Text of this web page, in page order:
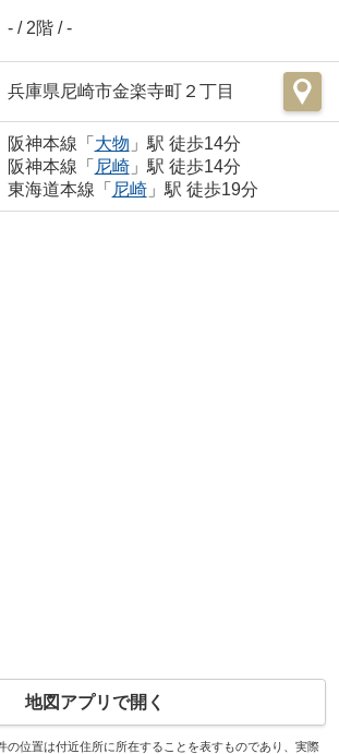
- / 2階 / -
兵庫県尼崎市金楽寺町２丁目
阪神本線「 大物 」駅 徒歩14分
阪神本線「 尼崎」駅 徒歩14分
東海道本線「 尼崎」駅 徒歩19分
地図アプリで開く
位置は付近住所に所在することを表すものであり、実際